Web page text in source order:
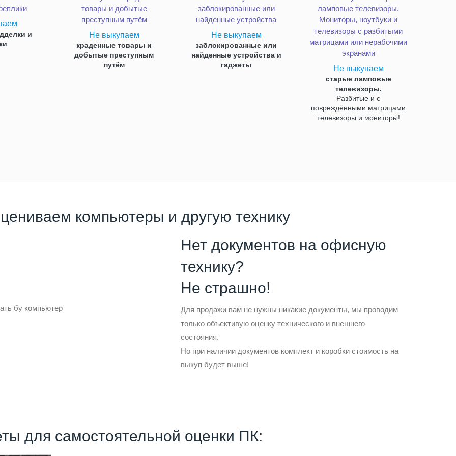
и
Не выкупаем
краденные товары и
добытые преступным
путём
Не выкупаем
заблокированные или
найденные устройства и
гаджеты
Не выкупаем
старые ламповые
телевизоры.
Разбитые и с
повреждёнными матрицами
телевизоры и мониторы!
компьютеры и другую технику
Нет документов на офисную
технику?
Не страшно!
Для продажи вам не нужны никакие документы, мы проводим
только объективую оценку технического и внешнего
состояния.
Но при наличии документов комплект и коробки стоимость на
выкуп будет выше!
для самостоятельной оценки ПК: